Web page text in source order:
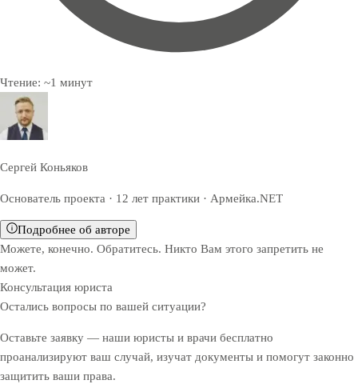
Чтение: ~1 минут
Сергей Коньяков
Основатель проекта · 12 лет практики · Армейка.NET
Подробнее об авторе
Можете, конечно. Обратитесь. Никто Вам этого запретить не
может.
Консультация юриста
Остались вопросы по вашей ситуации?
Оставьте заявку — наши юристы и врачи бесплатно
проанализируют ваш случай, изучат документы и помогут законно
защитить ваши права.